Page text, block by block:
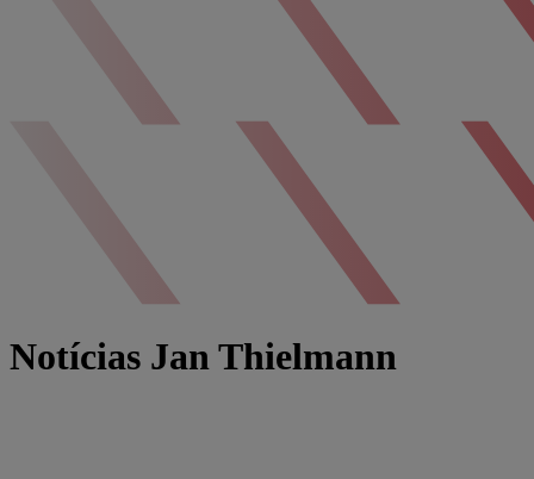
Notícias Jan Thielmann